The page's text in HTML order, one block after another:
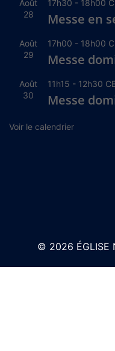
Août
28
17h30 - 18h00
Messe en
Août
29
17h00 - 18h00
Messe
Août
30
11h15 - 12h30
Messe
Voir le calendrier
© 2026 ÉGLISE